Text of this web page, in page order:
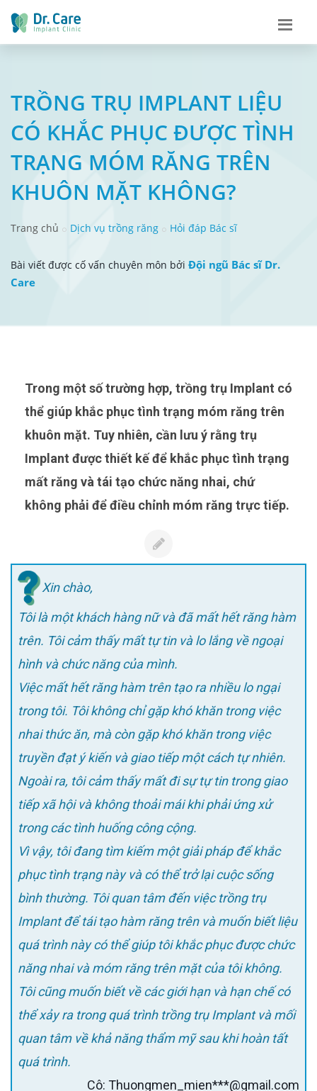
TRỒNG TRỤ IMPLANT LIỆU
CÓ KHẮC PHỤC ĐƯỢC TÌNH
TRẠNG MÓM RĂNG TRÊN
KHUÔN MẶT KHÔNG?
Trang chủ Dịch vụ trồng răng Hỏi đáp Bác sĩ
Bài viết được cố vấn chuyên môn bởi Đội ngũ Bác sĩ Dr.
Care
Trong một số trường hợp, trồng trụ Implant có
thể giúp khắc phục tình trạng móm răng trên
khuôn mặt. Tuy nhiên, cần lưu ý rằng trụ
Implant được thiết kế để khắc phục tình trạng
mất răng và tái tạo chức năng nhai, chứ
không phải để điều chỉnh móm răng trực tiếp.
Xin chào,
Tôi là một khách hàng nữ và đã mất hết răng hàm
trên. Tôi cảm thấy mất tự tin và lo lắng về ngoại
hình và chức năng của mình.
Việc mất hết răng hàm trên tạo ra nhiều lo ngại
trong tôi. Tôi không chỉ gặp khó khăn trong việc
nhai thức ăn, mà còn gặp khó khăn trong việc
truyền đạt ý kiến và giao tiếp một cách tự nhiên.
Ngoài ra, tôi cảm thấy mất đi sự tự tin trong giao
tiếp xã hội và không thoải mái khi phải ứng xử
trong các tình huống công cộng.
Vì vậy, tôi đang tìm kiếm một giải pháp để khắc
phục tình trạng này và có thể trở lại cuộc sống
bình thường. Tôi quan tâm đến việc trồng trụ
Implant để tái tạo hàm răng trên và muốn biết liệu
quá trình này có thể giúp tôi khắc phục được chức
năng nhai và móm răng trên mặt của tôi không.
Tôi cũng muốn biết về các giới hạn và hạn chế có
thể xảy ra trong quá trình trồng trụ Implant và mối
quan tâm về khả năng thẩm mỹ sau khi hoàn tất
quá trình.
Cô: Thuongmen_mien***@gmail.com